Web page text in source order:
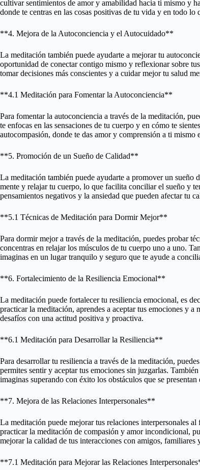
cultivar sentimientos de amor y amabilidad hacia ti mismo y
donde te centras en las cosas positivas de tu vida y en todo lo
**4. Mejora de la Autoconciencia y el Autocuidado**
La meditación también puede ayudarte a mejorar tu
oportunidad de conectar contigo mismo y reflexionar sobre
tomar decisiones más conscientes y a cuidar mejor tu salud
**4.1 Meditación para Fomentar la Autoconciencia**
Para fomentar la autoconciencia a través de la meditación,
te enfocas en las sensaciones de tu cuerpo y en cómo te
autocompasión, donde te das amor y comprensión a ti mismo
**5. Promoción de un Sueño de Calidad**
La meditación también puede ayudarte a promover un sueño
mente y relajar tu cuerpo, lo que facilita conciliar el sueño y
pensamientos negativos y la ansiedad que pueden afectar tu
**5.1 Técnicas de Meditación para Dormir Mejor**
Para dormir mejor a través de la meditación, puedes probar
concentras en relajar los músculos de tu cuerpo uno a uno.
imaginas en un lugar tranquilo y seguro que te ayude a
**6. Fortalecimiento de la Resiliencia Emocional**
La meditación puede fortalecer tu resiliencia emocional, es
practicar la meditación, aprendes a aceptar tus emociones y
desafíos con una actitud positiva y proactiva.
**6.1 Meditación para Desarrollar la Resiliencia**
Para desarrollar tu resiliencia a través de la meditación,
permites sentir y aceptar tus emociones sin juzgarlas.
imaginas superando con éxito los obstáculos que se presentan
**7. Mejora de las Relaciones Interpersonales**
La meditación puede mejorar tus relaciones interpersonales
practicar la meditación de compasión y amor incondicional,
mejorar la calidad de tus interacciones con amigos, familiares
**7.1 Meditación para Mejorar las Relaciones